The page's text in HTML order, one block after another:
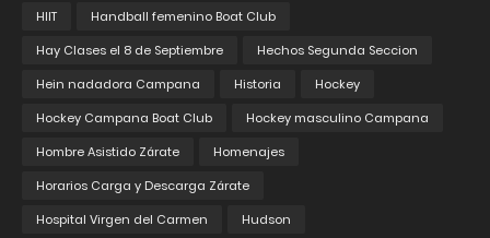
HIIT
Handball femenino Boat Club
Hay Clases el 8 de Septiembre
Hechos Segunda Seccion
Hein nadadora Campana
Historia
Hockey
Hockey Campana Boat Club
Hockey masculino Campana
Hombre Asistido Zárate
Homenajes
Horarios Carga y Descarga Zárate
Hospital Virgen del Carmen
Hudson